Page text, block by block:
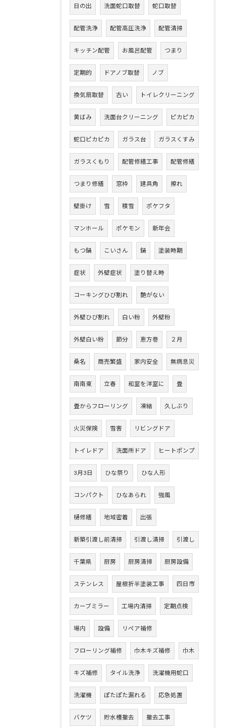
日の出 洗面蛇口取替 蛇口取替
配管洗浄 配管高圧洗浄 配管清掃
キッチン配管 お風呂配管 つまり
定期的 ドアノブ取替 ノブ
換気扇取替 古い トイレクリーニング
黄ばみ 洗面台クリーニング ピカピカ
蛇口ピカピカ ガラス台 ガラスくすみ
ガラスくもり 配管修繕工事 配管修繕
つまり修繕 窓枠 建具角 擦れ
壁掛け 雪 積雪 ポケフタ
マンホール ポケモン 新年会
もつ鍋 こいさん 鍋 塗装時期
症状 外壁症状 塗り替え時
コーキングひび割れ 艶がない
外壁ひび割れ 白い粉 外壁粉
外壁白い粉 節分 恵方巻 ２月
桑名 商売繁盛 家内安全 無病息災
南南東 立春 和室を洋室に 畳
畳からフローリング 凍結 久しぶり
火災保険 雪害 リビングドア
トイレドア 洗面所ドア ヒートポンプ
3月3日 ひな祭り ひな人形
コンパクト ひなあられ 強風
樋修繕 地域密着 出張
新築引渡し前清掃 引渡し清掃 引渡し
千葉県 厨房 厨房清掃 厨房設備
ステンレス 屋根折半塗装工事 四日市
カーブミラー 工場内清掃 定期点検
場内 設備 リペア補修
フローリング補修 巾木キズ補修 巾木
キズ補修 タイル洗浄 洗濯機用蛇口
洗濯機 ぽたぽた漏れる 応急処置
バケツ 貯水槽撤去 撤去工事